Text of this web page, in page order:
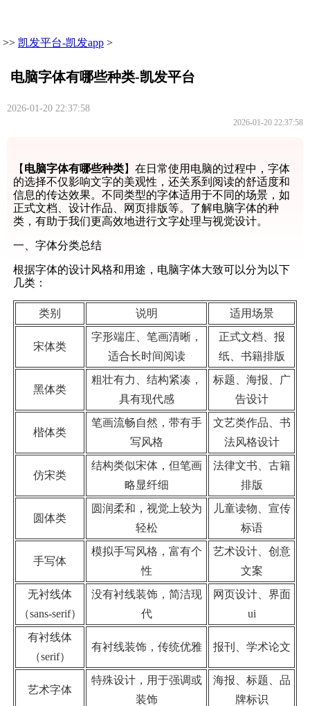
>> 凯发平台-凯发app >
电脑字体有哪些种类-凯发平台
2026-01-20 22:37:58
2026-01-20 22:37:58
【 电脑字体有哪些种类】在日常使用电脑的过程中，字体
的选择不仅影响文字的美观性，还关系到阅读的舒适度和
信息的传达效果。不同类型的字体适用于不同的场景，如
正式文档、设计作品、网页排版等。了解电脑字体的种
类，有助于我们更高效地进行文字处理与视觉设计。
一、字体分类总结
根据字体的设计风格和用途，电脑字体大致可以分为以下
几类：
类别 说明 适用场景
宋体类
字形端庄、笔画清晰，
适合长时间阅读
正式文档、报
纸、书籍排版
黑体类
粗壮有力、结构紧凑，
具有现代感
标题、海报、广
告设计
楷体类
笔画流畅自然，带有手
写风格
文艺类作品、书
法风格设计
仿宋类
结构类似宋体，但笔画
略显纤细
法律文书、古籍
排版
圆体类
圆润柔和，视觉上较为
轻松
儿童读物、宣传
标语
手写体
模拟手写风格，富有个
性
艺术设计、创意
文案
无衬线体
（sans-serif）
没有衬线装饰，简洁现
代
网页设计、界面
ui
有衬线体
（serif）
有衬线装饰，传统优雅 报刊、学术论文
艺术字体
特殊设计，用于强调或
装饰
海报、标题、品
牌标识